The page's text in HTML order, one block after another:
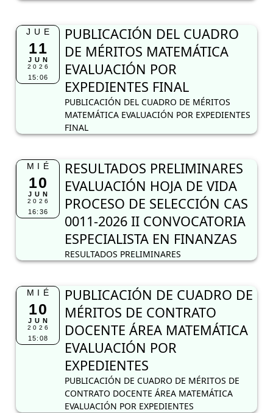
JUE
11
JUN
2026
15:06
PUBLICACIÓN DEL CUADRO
DE MÉRITOS MATEMÁTICA
EVALUACIÓN POR
EXPEDIENTES FINAL
PUBLICACIÓN DEL CUADRO DE MÉRITOS
MATEMÁTICA EVALUACIÓN POR EXPEDIENTES
FINAL
MIÉ
10
JUN
2026
16:36
RESULTADOS PRELIMINARES
EVALUACIÓN HOJA DE VIDA
PROCESO DE SELECCIÓN CAS
0011-2026 II CONVOCATORIA
ESPECIALISTA EN FINANZAS
RESULTADOS PRELIMINARES
MIÉ
10
JUN
2026
15:08
PUBLICACIÓN DE CUADRO DE
MÉRITOS DE CONTRATO
DOCENTE ÁREA MATEMÁTICA
EVALUACIÓN POR
EXPEDIENTES
PUBLICACIÓN DE CUADRO DE MÉRITOS DE
CONTRATO DOCENTE ÁREA MATEMÁTICA
EVALUACIÓN POR EXPEDIENTES